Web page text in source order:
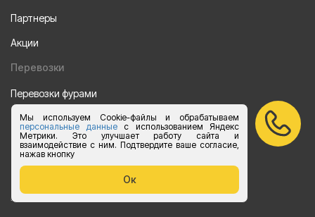
Мы используем Cookie-файлы и обрабатываем
персональные данныес использованием Яндекс
Метрики. Это улучшает работу сайта и
взаимодействие с ним. Подтвердите ваше согласие,
нажав кнопку
Ок
Партнеры
Акции
Перевозки
Перевозки фурами
Перевозки на Газели
Калькулятор перевозок на Газели
Направления
Из Санкт-Петербурга